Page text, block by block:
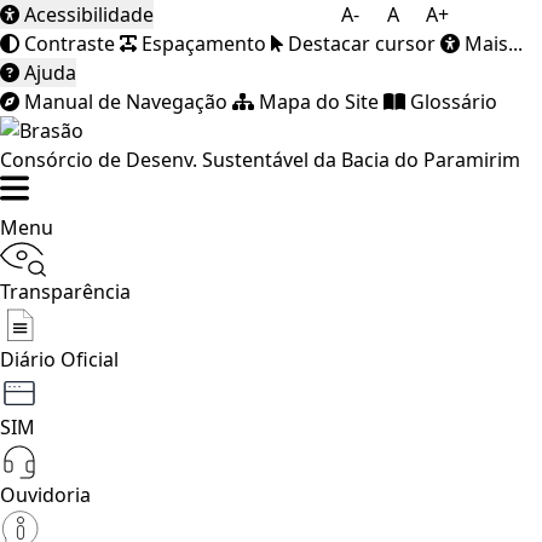
A- A A+
Acessibilidade
Contraste
Espaçamento Destacar cursor
Mais...
Ajuda
Manual de Navegação
Mapa do Site Glossário
Consórcio de Desenv. Sustentável da Bacia do Paramirim
Menu
Transparência
Diário Oficial
SIM
Ouvidoria